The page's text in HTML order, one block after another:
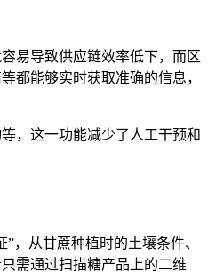
易导致供应链效率低下，而区
都能够实时获取准确的信息，
，这一功能减少了人工干预和
，从甘蔗种植时的土壤条件、
需通过扫描糖产品上的二维